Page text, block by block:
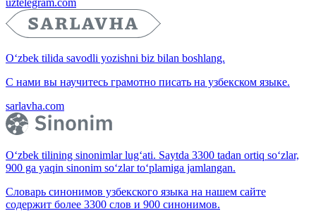
O‘zbek tilida savodli yozishni biz bilan boshlang.
С нами вы научитесь грамотно писать на узбекском языке.
sarlavha.com
O‘zbek tilining sinonimlar lug‘ati. Saytda 3300 tadan ortiq so‘zlar,
900 ga yaqin sinonim so‘zlar to‘plamiga jamlangan.
Словарь синонимов узбекского языка на нашем сайте
содержит более 3300 слов и 900 синонимов.